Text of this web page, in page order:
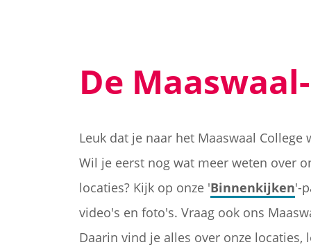
De
Leuk dat je naar het Maaswaal College
Wil je eerst nog wat meer weten over
locaties? Kijk op onze 'Binnenkijken'-
video's en foto's. Vraag ook ons
Daarin vind je alles over onze locaties,